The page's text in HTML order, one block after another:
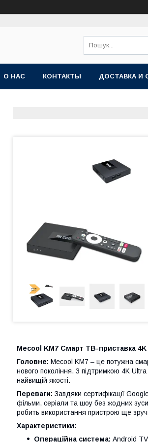
О НАС КОНТАКТЫ ДОСТАВКА И
Mecool KM7 Смарт ТВ-приставка
Головне: Mecool KM7 – це потужна
нового покоління. З підтримкою 4K
найвищій якості.
Переваги: Завдяки сертифікації
фільми, серіали та шоу без жодних
робить використання пристрою ще
Характеристики:
Операційна система: Android